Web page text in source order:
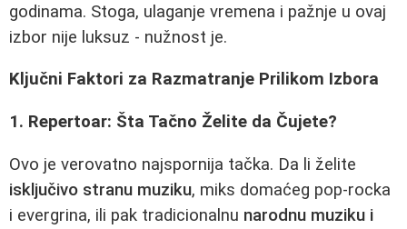
godinama. Stoga, ulaganje vremena i pažnje u ovaj
izbor nije luksuz - nužnost je.
Ključni Faktori za Razmatranje Prilikom Izbora
1. Repertoar: Šta Tačno Želite da Čujete?
Ovo je verovatno najspornija tačka. Da li želite
isključivo stranu muziku, miks domaćeg pop-rocka
i evergrina, ili pak tradicionalnu narodnu muziku i